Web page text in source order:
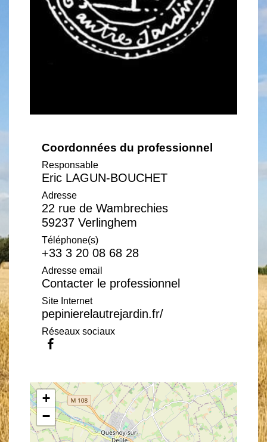
Coordonnées du professionnel
Responsable
Eric LAGUN-BOUCHET
Adresse
22 rue de Wambrechies
59237 Verlinghem
Téléphone(s)
+33 3 20 08 68 28
Adresse email
Contacter le professionnel
Site Internet
pepinierelautrejardin.fr/
Réseaux sociaux
+
−